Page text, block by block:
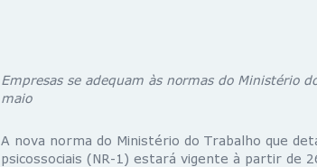
Empresas se adequam às normas do Ministério
maio
A nova norma do Ministério do Trabalho que
psicossociais (NR-1) estará vigente à partir de